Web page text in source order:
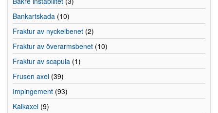
Bankartskada (10)
Fraktur av nyckelbenet (2)
Fraktur av överarmsbenet (10)
Fraktur av scapula (1)
Frusen axel (39)
Impingement (93)
Kalkaxel (9)